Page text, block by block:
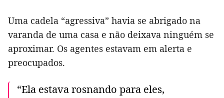
Uma cadela “agressiva” havia se abrigado na
varanda de uma casa e não deixava ninguém se
aproximar. Os agentes estavam em alerta e
preocupados.
“Ela estava rosnando para eles,